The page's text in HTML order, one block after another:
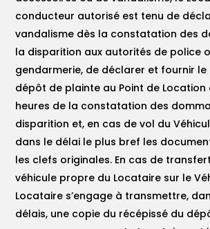
conducteur autorisé est tenu de
vandalisme dès la constatation des
la disparition aux autorités de police
gendarmerie, de déclarer et fournir
dépôt de plainte au Point de Location
heures de la constatation des
disparition et, en cas de vol du
dans le délai le plus bref les
les clefs originales. En cas de
véhicule propre du Locataire sur le
Locataire s’engage à transmettre,
délais, une copie du récépissé du